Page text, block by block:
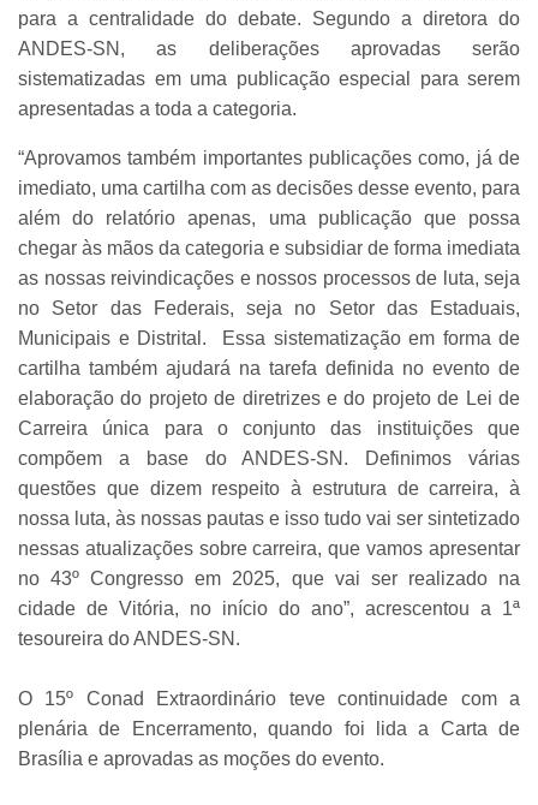
para a centralidade do debate. Segundo a diretora do
ANDES-SN, as deliberações aprovadas serão
sistematizadas em uma publicação especial para serem
apresentadas a toda a categoria.
“Aprovamos também importantes publicações como, já de
imediato, uma cartilha com as decisões desse evento, para
além do relatório apenas, uma publicação que possa
chegar às mãos da categoria e subsidiar de forma imediata
as nossas reivindicações e nossos processos de luta, seja
no Setor das Federais, seja no Setor das Estaduais,
Municipais e Distrital. Essa sistematização em forma de
cartilha também ajudará na tarefa definida no evento de
elaboração do projeto de diretrizes e do projeto de Lei de
Carreira única para o conjunto das instituições que
compõem a base do ANDES-SN. Definimos várias
questões que dizem respeito à estrutura de carreira, à
nossa luta, às nossas pautas e isso tudo vai ser sintetizado
nessas atualizações sobre carreira, que vamos apresentar
no 43º Congresso em 2025, que vai ser realizado na
cidade de Vitória, no início do ano”, acrescentou a 1ª
tesoureira do ANDES-SN.
O 15º Conad Extraordinário teve continuidade com a
plenária de Encerramento, quando foi lida a Carta de
Brasília e aprovadas as moções do evento.